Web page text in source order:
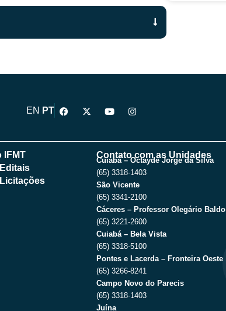
EN PT
F
a
b
X
-
i
Y
o
u
b
e
I
n
a
g
r
a
m
IFMT
Contato com as Unidades
Cuiabá – Octayde Jorge da Silva
(65) 3318-1403
São Vicente
(65) 3341-2100
Cáceres – Professor Olegário Baldo
(65) 3221-2600
Cuiabá – Bela Vista
(65) 3318-5100
Pontes e Lacerda – Fronteira Oeste
(65) 3266-8241
Campo Novo do Parecis
(65) 3318-1403
Juína